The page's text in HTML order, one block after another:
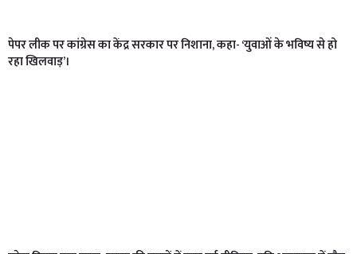
पेपर लीक पर कांग्रेस का केंद्र सरकार पर निशाना, कहा- ‘युवाओं के भविष्य से हो
रहा खिलवाड़’।